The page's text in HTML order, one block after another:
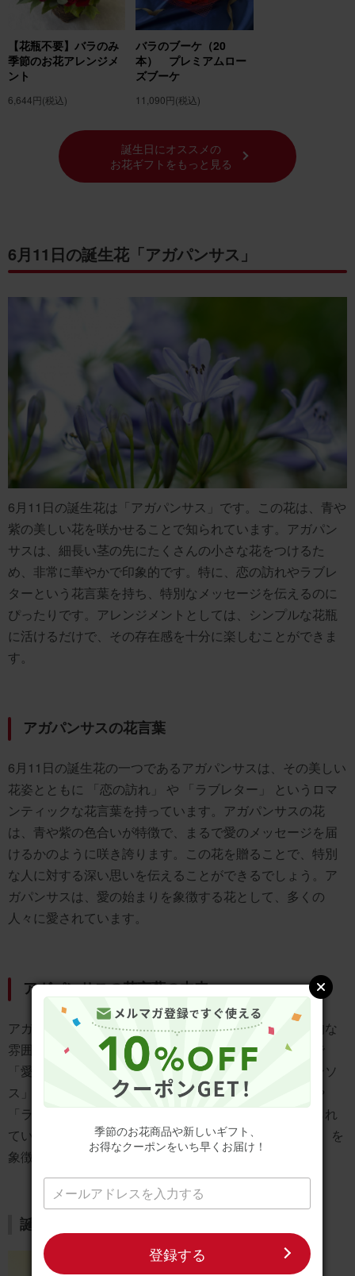
【花瓶不要】バラのみ
季節のお花アレンジメ
ント
6,644円(税込)
バラのブーケ（20
本） プレミアムロー
ズブーケ
11,090円(税込)
誕生日にオススメの
お花ギフトをもっと見る
6月11日の誕生花「アガパンサス」
6月11日の誕生花は「アガパンサス」です。この花は、青や
紫の美しい花を咲かせることで知られています。アガパン
サスは、細長い茎の先にたくさんの小さな花をつけるた
め、非常に華やかで印象的です。特に、恋の訪れやラブレ
ターという花言葉を持ち、特別なメッセージを伝えるのに
ぴったりです。アレンジメントとしては、シンプルな花瓶
に活けるだけで、その存在感を十分に楽しむことができま
す。
アガパンサスの花言葉
6月11日の誕生花の一つであるアガパンサスは、その美しい
花姿とともに 「恋の訪れ」 や 「ラブレター」 というロマ
ンティックな花言葉を持っています。アガパンサスの花
は、青や紫の色合いが特徴で、まるで愛のメッセージを届
けるかのように咲き誇ります。この花を贈ることで、特別
な人に対する深い思いを伝えることができるでしょう。ア
ガパンサスは、愛の始まりを象徴する花として、多くの
人々に愛されています。
アガパンサスの花言葉の由来
アガパンサスの花言葉の由来は、その美しい姿と神秘的な
雰囲気に由来しています。アガパンサスはギリシャ語で
「愛」を意味する「アガペ」と「花」を意味する「アンソ
ス」から名付けられました。そのため、「恋の訪れ」や
「ラブレター」といったロマンチックな花言葉が付けられ
ています。また、アガパンサスの青い花は 「永遠の愛」 を
象徴し、特別な人への贈り物としても人気です。
誕生日のお花ギフトはこちら
季節のお花商品や新しいギフト、
お得なクーポンをいち早くお届け！
登録する